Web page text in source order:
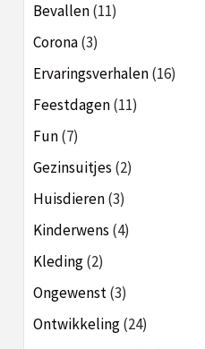
Bevallen(11)
Corona(3)
Ervaringsverhalen(16)
Feestdagen(11)
Fun(7)
Gezinsuitjes (2)
Huisdieren(3)
Kinderwens (4)
Kleding(2)
Ongewenst(3)
Ontwikkeling(24)